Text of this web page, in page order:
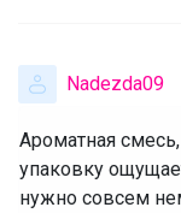
Nadezda09
Ароматная
упаковку
нужно совсем